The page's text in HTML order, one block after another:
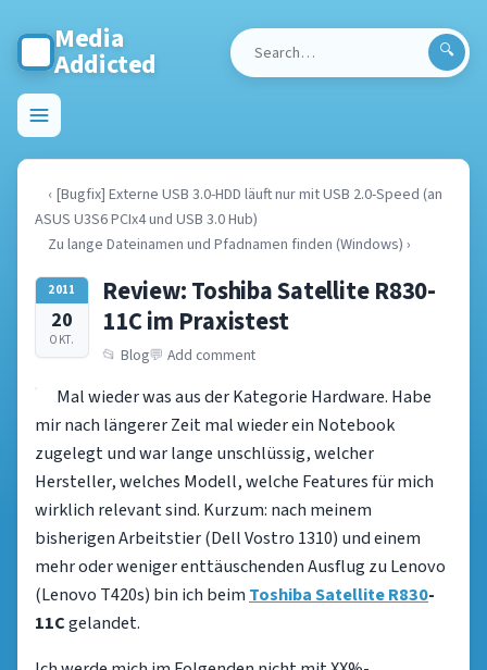
Media
Addicted
Search
Toggle
menu
‹ [Bugfix] Externe USB 3.0-HDD läuft nur mit USB 2.0-Speed (an
ASUS U3S6 PCIx4 und USB 3.0 Hub)
Zu lange Dateinamen und Pfadnamen finden (Windows) ›
2011
20
OKT.
Review: Toshiba Satellite R830-
11C im Praxistest
Blog Add comment
Mal wieder was aus der Kategorie Hardware. Habe
mir nach längerer Zeit mal wieder ein Notebook
zugelegt und war lange unschlüssig, welcher
Hersteller, welches Modell, welche Features für mich
wirklich relevant sind. Kurzum: nach meinem
bisherigen Arbeitstier (Dell Vostro 1310) und einem
mehr oder weniger enttäuschenden Ausflug zu Lenovo
(Lenovo T420s) bin ich beimToshiba Satellite R830-
11Cgelandet.